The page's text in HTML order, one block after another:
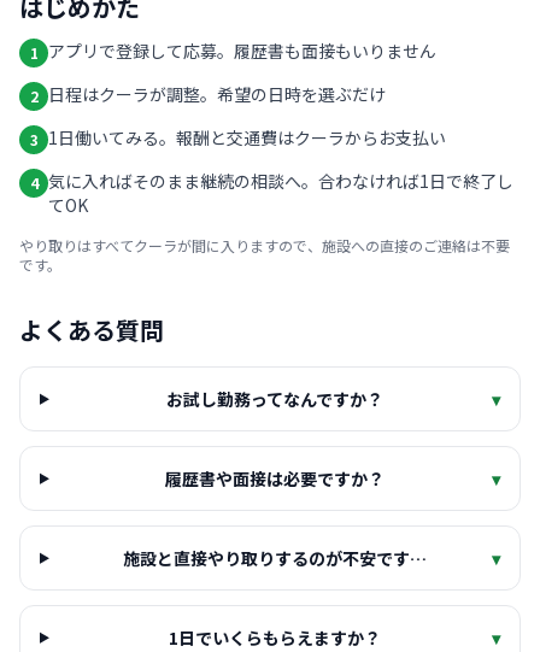
1 アプリで登録して応募。履歴書も面接もいりません
2 日程はクーラが調整。希望の日時を選ぶだけ
3 1日働いてみる。報酬と交通費はクーラからお支払い
4 気に入ればそのまま継続の相談へ。合わなければ1日で終了し
てOK
やり取りはすべてクーラが間に入りますので、施設への直接のご連絡は不要
です。
よくある質問
お試し勤務ってなんですか？ ▾
履歴書や面接は必要ですか？ ▾
施設と直接やり取りするのが不安です… ▾
1日でいくらもらえますか？ ▾